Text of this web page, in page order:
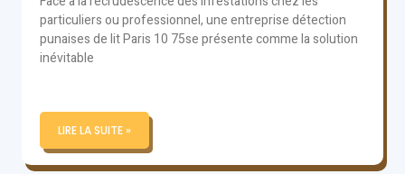
particuliers ou professionnel, une entreprise détection
punaises de lit Paris 10 75se présente comme la solution
inévitable
LIRE LA SUITE »